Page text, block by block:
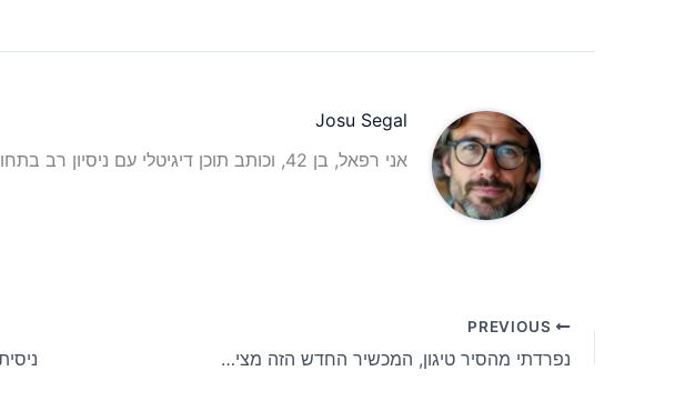
Josu Segal
אני רפאל, בן 42, וכותב תוכן דיגיטלי עם ניסיון רב בתחום הכתיבה והאינטרנט.
נפרדתי מהסיר טיגון, המכשיר החדש הזה מציע 9 שיטות בישול מגוונות